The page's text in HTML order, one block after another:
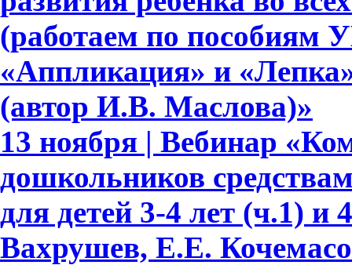
(работаем по пособиям
«Аппликация» и
(автор И.В. Маслова)»
13 ноября | Вебинар
дошкольников
для детей 3-4 лет (ч.1)
Вахрушев, Е.Е.